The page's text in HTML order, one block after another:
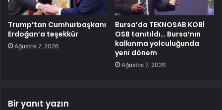
Trump’tan Cumhurbaşkanı
Erdoğan’a teşekkür
Ağustos 7, 2026
Bursa’da TEKNOSAB KOBİ
OSB tanıtıldı… Bursa’nın
kalkınma yolculuğunda
yeni dönem
Ağustos 7, 2026
Bir yanıt yazın